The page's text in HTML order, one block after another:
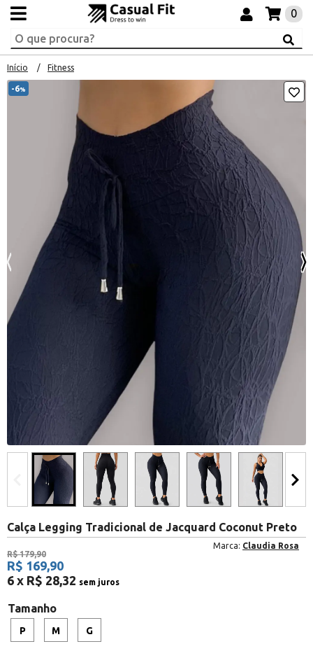
0
Início Fitness
-6%
Calça Legging Tradicional de Jacquard Coconut Preto
Marca: Claudia Rosa
R$ 179,90
R$ 169,90
6 x R$ 28,32 sem juros
Tamanho
P M G